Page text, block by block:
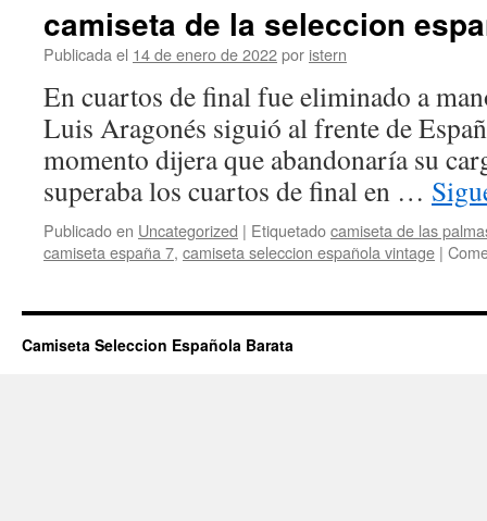
camiseta de la seleccion
Publicada el 14 de enero de 2022por istern
En cuartos de final fue eliminado a
Luis Aragonés siguió al frente de
momento dijera que abandonaría su
superaba los cuartos de final en …
Publicado en Uncategorized | Etiquetadocamiseta de las
camiseta españa 7, camiseta seleccion española vintage |
Camiseta Seleccion Española Barata